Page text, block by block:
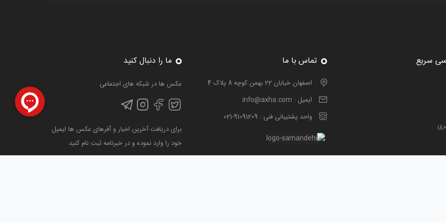
سریع تماس با ما
اصفهان خیابان 22 بهمن کوچه 8 پلاک 4
ایمیل : info@axha.com
واحد پشتیبانی فنی : 021-91091209
ما را دنبال کنید
عکس ها در شبکه های اجتماعی
برای دریافت آخرین اخبار و آفرهای عکس ها ایمیل
خود را وارد نموده و در خبرنامه ثبت نام کنید